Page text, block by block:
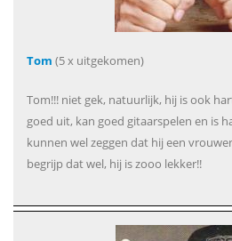
Tom (5 x uitgekomen)
Tom!!! niet gek, natuurlijk, hij is ook
goed uit, kan goed gitaarspelen en is
kunnen wel zeggen dat hij een
begrijp dat wel, hij is zooo lekker!!